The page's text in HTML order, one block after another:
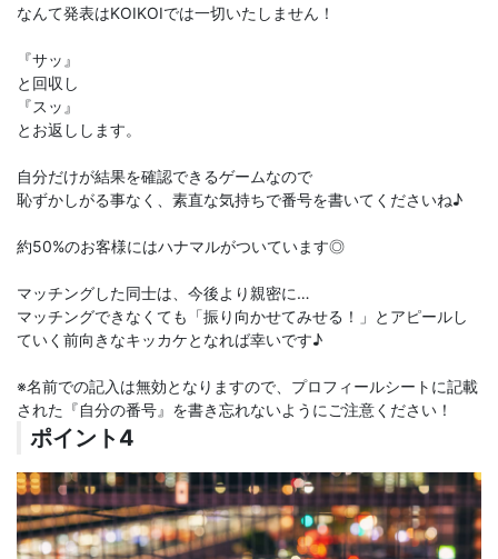
なんて発表はKOIKOIでは一切いたしません！
『サッ』
と回収し
『スッ』
とお返しします。
自分だけが結果を確認できるゲームなので
恥ずかしがる事なく、素直な気持ちで番号を書いてくださいね♪
約50%のお客様にはハナマルがついています◎
マッチングした同士は、今後より親密に…
マッチングできなくても「振り向かせてみせる！」とアピールし
ていく前向きなキッカケとなれば幸いです♪
※名前での記入は無効となりますので、プロフィールシートに記載
された『自分の番号』を書き忘れないようにご注意ください！
ポイント4